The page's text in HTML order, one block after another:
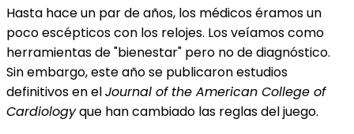
Hasta hace un par de años, los médicos éramos un
poco escépticos con los relojes. Los veíamos como
herramientas de "bienestar" pero no de diagnóstico.
Sin embargo, este año se publicaron estudios
definitivos en elJournal of the American College of
Cardiologyque han cambiado las reglas del juego.